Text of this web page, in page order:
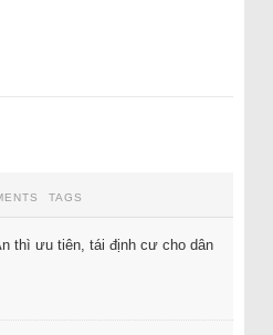
TAGS
thì ưu tiên, tái định cư cho dân